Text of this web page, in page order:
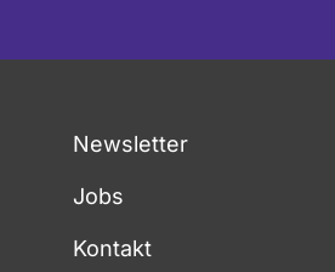
Newsletter
Jobs
Kontakt